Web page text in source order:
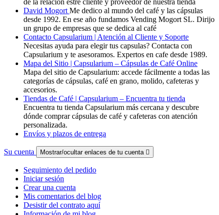
de la relacion estre cliente y proveedor de nuestra tienda
David Mogort Me dedico al mundo del café y las cápsulas
desde 1992. En ese año fundamos Vending Mogort SL. Dirijo
un grupo de empresas que se dedica al café
Contacto Capsularium | Atención al Cliente y Soporte
Necesitas ayuda para elegir tus capsulas? Contacta con
Capsularium y te asesoramos. Expertos en cafe desde 1989.
Mapa del Sitio | Capsularium – Cápsulas de Café Online
Mapa del sitio de Capsularium: accede fácilmente a todas las
categorías de cápsulas, café en grano, molido, cafeteras y
accesorios.
Tiendas de Café | Capsularium – Encuentra tu tienda
Encuentra tu tienda Capsularium más cercana y descubre
dónde comprar cápsulas de café y cafeteras con atención
personalizada.
Envíos y plazos de entrega
Su cuenta Mostrar/ocultar enlaces de tu cuenta 
Seguimiento del pedido
Iniciar sesión
Crear una cuenta
Mis comentarios del blog
Desistir del contrato aquí